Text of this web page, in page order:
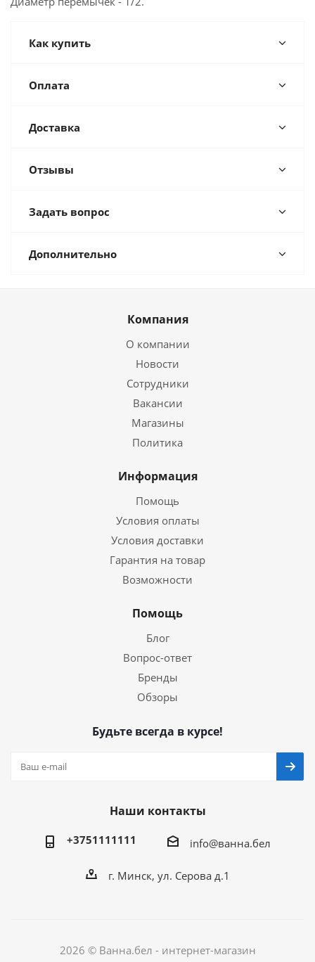
Как купить
Оплата
Доставка
Отзывы
Задать вопрос
Дополнительно
Компания
О компании
Новости
Сотрудники
Вакансии
Магазины
Политика
Информация
Помощь
Условия оплаты
Условия доставки
Гарантия на товар
Возможности
Помощь
Блог
Вопрос-ответ
Бренды
Обзоры
Будьте всегда в курсе!
Наши контакты
+3751111111 info@ванна.бел
г. Минск, ул. Серова д.1
2026 © Ванна.бел - интернет-магазин